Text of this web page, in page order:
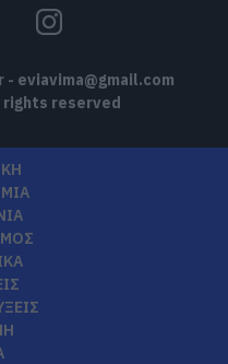
- eviavima@gmail.com
rights reserved